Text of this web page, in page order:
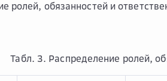
ролей, обязанностей и
Табл. 3. Распределение ролей,